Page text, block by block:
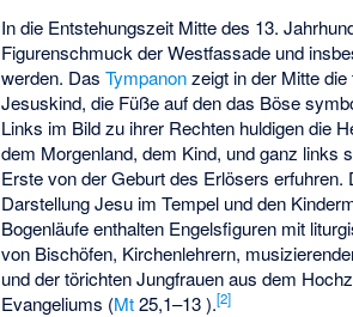
In die Entstehungszeit Mitte des 13.
Figurenschmuck der Westfassade und
werden. DasTympanonzeigt in der Mitte
Jesuskind, die Füße auf den das Böse
Links im Bild zu ihrer Rechten huldigen die
dem Morgenland, dem Kind, und ganz links
Erste von der Geburt des Erlösers erfuhren.
Darstellung Jesu im Tempel und den
Bogenläufe enthalten Engelsfiguren mit
von Bischöfen, Kirchenlehrern,
und der törichten Jungfrauen aus dem
Evangeliums (Mt25,1–13 ).[2]